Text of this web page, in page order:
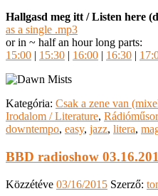
Hallgasd meg itt / Listen here
as a single .mp3
or in ~ half an hour long parts:
15:00 | 15:30 | 16:00 | 16:30 |
Kategória: Csak a zene van
Irodalom / Literature,
downtempo, easy, jazz, litera,
BBD radioshow
Közzétéve 03/16/2015 Szerző: